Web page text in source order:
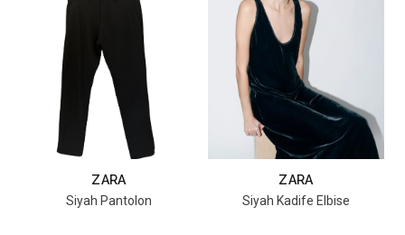
ZARA
Siyah Pantolon
ZARA
Siyah Kadife Elbise